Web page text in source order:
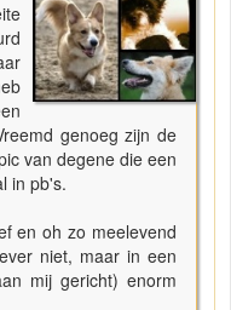
genoeg zijn de
van degene die een
in pb's.
en oh zo meelevend
niet, maar in een
mij gericht) enorm